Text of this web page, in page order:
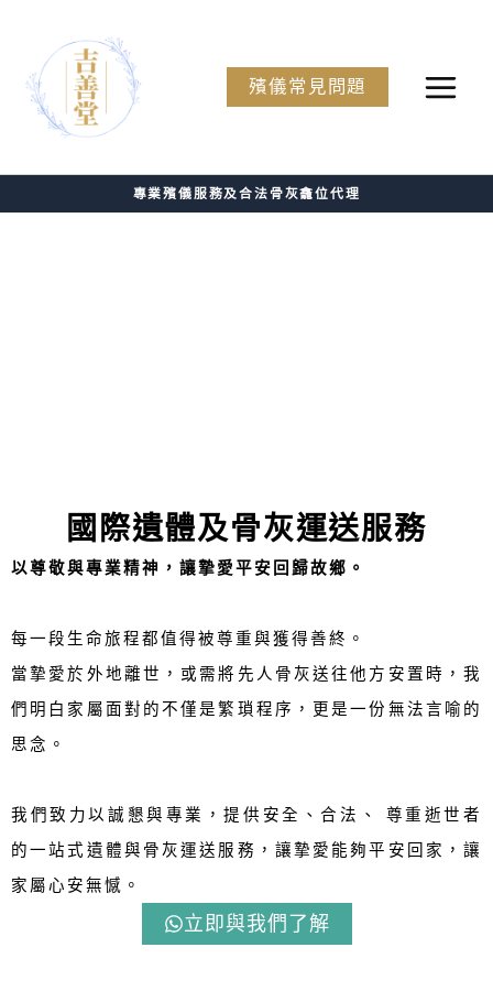
content
殯儀常見問題
專業殯儀服務及合法骨灰龕位代理
國際遺體及骨灰運送服務
以尊敬與專業精神，讓摯愛平安回歸故鄉。
每一段生命旅程都值得被尊重與獲得善終。
當摯愛於外地離世，或需將先人骨灰送往他方安置時，我
們明白家屬面對的不僅是繁瑣程序，更是一份無法言喻的
思念。
我們致力以誠懇與專業，提供安全、合法、 尊重逝世者
的一站式遺體與骨灰運送服務，讓摯愛能夠平安回家，讓
家屬心安無憾。
立即與我們了解
menu